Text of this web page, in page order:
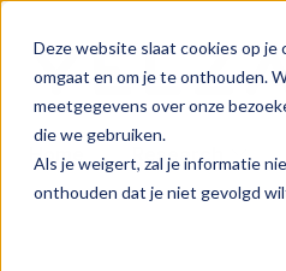
Deze website slaat cookies op
omgaat en om je te onthouden.
meetgegevens over onze
die we gebruiken.
Als je weigert, zal je informatie
onthouden dat je niet gevolgd
Home Research